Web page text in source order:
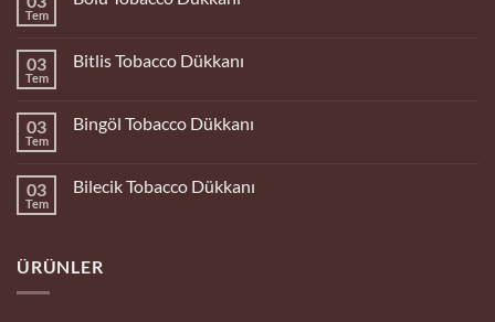
Tem
Tobacco
03
Tem
Bitlis Tobacco Dükkanı
Tobacco
03
Tem
Bingöl Tobacco Dükkanı
Tobacco
03
Tem
Bilecik Tobacco Dükkanı
Dükkanı
ÜRÜNLER